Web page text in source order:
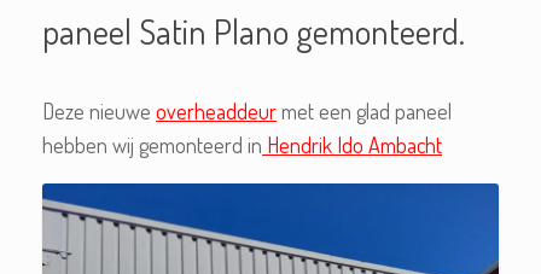
paneel Satin Plano gemonteerd.
Deze nieuwe overheaddeurmet een glad paneel
hebben wij gemonteerd in Hendrik Ido Ambacht